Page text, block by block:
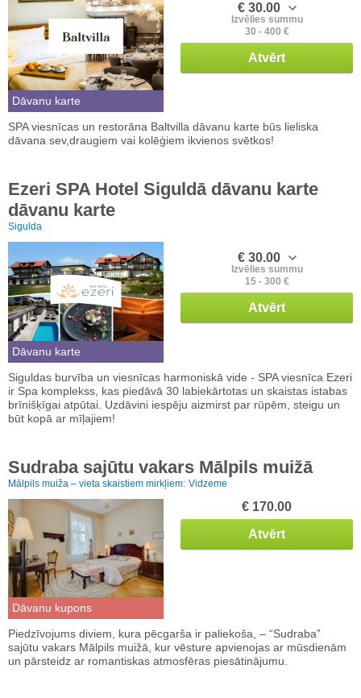
Dāvanu karte
€ 30.00
Izvēlies summu
30 - 400 €
Atvērt
SPA viesnīcas un restorāna Baltvilla dāvanu karte būs lieliska
dāvana sev,draugiem vai kolēģiem ikvienos svētkos!
Ezeri SPA Hotel Siguldā dāvanu karte
dāvanu karte
Sigulda
Dāvanu karte
€ 30.00
Izvēlies summu
15 - 300 €
Atvērt
Siguldas burvība un viesnīcas harmoniskā vide - SPA viesnīca Ezeri
ir Spa komplekss, kas piedāvā 30 labiekārtotas un skaistas istabas
brīnišķīgai atpūtai. Uzdāvini iespēju aizmirst par rūpēm, steigu un
būt kopā ar mīļajiem!
Sudraba sajūtu vakars Mālpils muižā
Mālpils muiža – vieta skaistiem mirkļiem: Vidzeme
Dāvanu kupons
€ 170.00
Atvērt
Piedzīvojums diviem, kura pēcgarša ir paliekoša, – “Sudraba”
sajūtu vakars Mālpils muižā, kur vēsture apvienojas ar mūsdienām
un pārsteidz ar romantiskas atmosfēras piesātinājumu.